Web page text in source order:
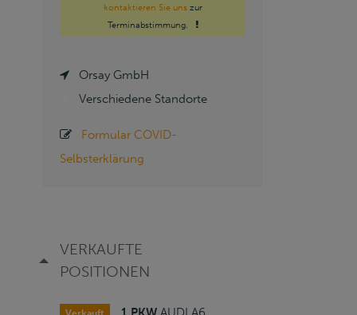
kontaktieren Sie unszur
Terminabstimmung.
Orsay GmbH
Verschiedene Standorte
Formular COVID-
Selbsterklärung
VERKAUFTE
POSITIONEN